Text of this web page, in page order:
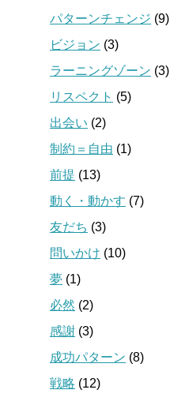
パターンチェンジ (9)
ビジョン (3)
ラーニングゾーン (3)
リスペクト (5)
出会い (2)
制約＝自由 (1)
前提 (13)
動く・動かす (7)
友だち (3)
問いかけ (10)
夢 (1)
必然 (2)
感謝 (3)
成功パターン (8)
戦略 (12)